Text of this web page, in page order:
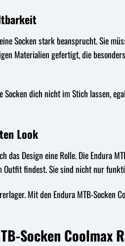
Socken stark beansprucht. Sie
Materialien gefertigt, die
Socken dich nicht im Stich lassen,
Look
das Design eine Rolle. Die Endura
Outfit findest. Sie sind nicht nur
Mit den Endura MTB-Socken
Socken Coolmax